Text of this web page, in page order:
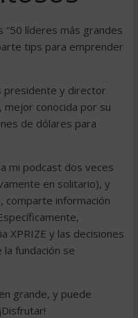
“50 líderes más grandes
tips para emprender
presidente y director
mejor conocida por su
de dólares para
mi podcast dos veces
en solitario), y
comparte información
XPRIZE y las decisiones
fundación se
grande, y puede